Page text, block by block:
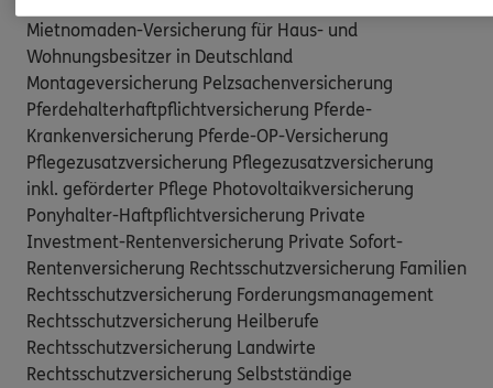
Mietnomaden-Versicherung für Haus- und
Wohnungsbesitzer in Deutschland
Montageversicherung Pelzsachenversicherung
Pferdehalterhaftpflichtversicherung Pferde-
Krankenversicherung Pferde-OP-Versicherung
Pflegezusatzversicherung Pflegezusatzversicherung
inkl. geförderter Pflege Photovoltaikversicherung
Ponyhalter-Haftpflichtversicherung Private
Investment-Rentenversicherung Private Sofort-
Rentenversicherung Rechtsschutzversicherung Familien
Rechtsschutzversicherung Forderungsmanagement
Rechtsschutzversicherung Heilberufe
Rechtsschutzversicherung Landwirte
Rechtsschutzversicherung Selbstständige